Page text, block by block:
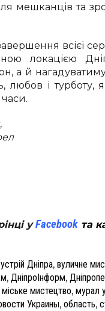
мешканців та
всієї
локацією
а й
любов і турботу,
уFacebook та
Дніпра, вуличне
, ДніпроІнформ,
міське мистецтво, мурал
Украины, область,